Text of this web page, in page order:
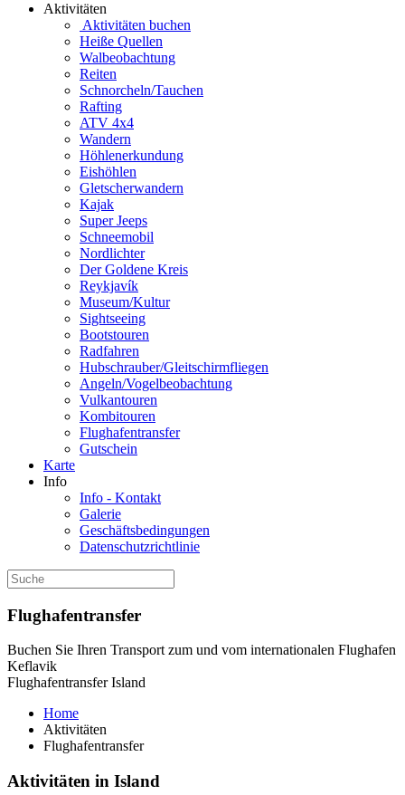
Aktivitäten
Aktivitäten buchen
Heiße Quellen
Walbeobachtung
Reiten
Schnorcheln/Tauchen
Rafting
ATV 4x4
Wandern
Höhlenerkundung
Eishöhlen
Gletscherwandern
Kajak
Super Jeeps
Schneemobil
Nordlichter
Der Goldene Kreis
Reykjavík
Museum/Kultur
Sightseeing
Bootstouren
Radfahren
Hubschrauber/Gleitschirmfliegen
Angeln/Vogelbeobachtung
Vulkantouren
Kombitouren
Flughafentransfer
Gutschein
Karte
Info
Info - Kontakt
Galerie
Geschäftsbedingungen
Datenschutzrichtlinie
Flughafentransfer
Buchen Sie Ihren Transport zum und vom internationalen Flughafen
Keflavik
Flughafentransfer Island
Home
Aktivitäten
Flughafentransfer
Aktivitäten in Island